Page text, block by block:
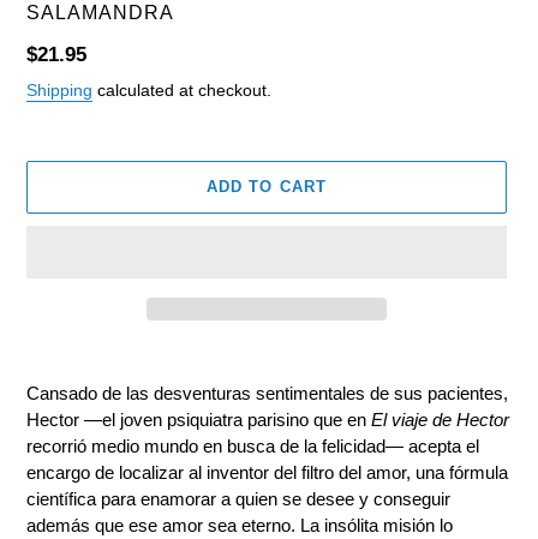
VENDOR
SALAMANDRA
Regular
price
$21.95
Shipping calculated at checkout.
ADD TO CART
to
your
cart
Cansado de las desventuras sentimentales de sus pacientes,
Hector —el joven psiquiatra parisino que en El viaje de Hector
recorrió medio mundo en busca de la felicidad— acepta el
encargo de localizar al inventor del filtro del amor, una fórmula
científica para enamorar a quien se desee y conseguir
además que ese amor sea eterno. La insólita misión lo